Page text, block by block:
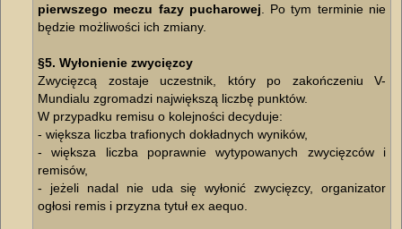
pierwszego meczu fazy pucharowej. Po tym terminie nie
będzie możliwości ich zmiany.
§5. Wyłonienie zwycięzcy
Zwycięzcą zostaje uczestnik, który po zakończeniu V-
Mundialu zgromadzi największą liczbę punktów.
W przypadku remisu o kolejności decyduje:
- większa liczba trafionych dokładnych wyników,
- większa liczba poprawnie wytypowanych zwycięzców i
remisów,
- jeżeli nadal nie uda się wyłonić zwycięzcy, organizator
ogłosi remis i przyzna tytuł ex aequo.